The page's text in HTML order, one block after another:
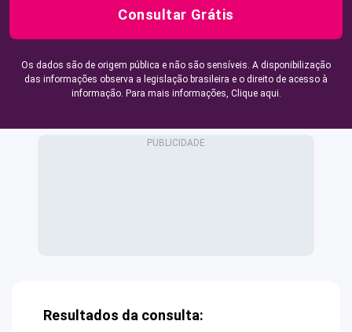
Consultar Grátis
Os dados são de origem pública e não são sensíveis. A disponibilização
das informações observa a legislação brasileira e o direito de acesso à
informação. Para mais informações, Clique aqui.
Resultados da consulta: